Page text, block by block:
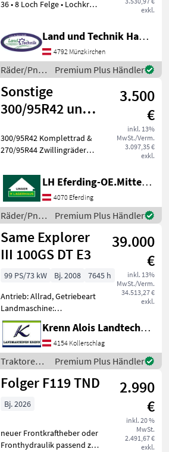
exkl.
36 • 8 Loch Felge • Lochkreis
80 % • Dimension hinten
13.6 R - 48 • 8 Loch Felge •
Land und Technik HandelsgesmbH
4792 Münzkirchen
Räder/Pneu/Felgen
/ Alliance
Premium Plus Händler
Sonstige
300/95R42 und
3.500
€
inkl. 13%
MwSt./Verm.
3.097,35 €
exkl.
300/95R42 Komplettrad &
270/95R44 Zwillingräder
Traktorräder
LH Eferding-OE.Mitte, Eferding
4070 Eferding
Räder/Pneu/Felgen
/ Sonstige
Premium Plus Händler
Same Explorer
III 100GS DT E3
39.000
€
inkl. 13%
MwSt./Verm.
34.513,27 €
exkl.
99 PS/73 kW Bj. 2008
7645 h
Antrieb: Allrad, Getriebeart
Landmaschine:
Schaltgetriebe, Plattform:
Kabine,
Zapfwellendrehzahl:
430/540/540E/1000,
Höchstgeschwindigkeit in
km/h: 40 km/h, Aufladung:
Tu
Krenn Alois Landtechnik GmbH
4154 Kollerschlag
Traktoren /
Same
Premium Plus Händler
Folger F119 TND
2.990
€
inkl. 20 %
MwSt.
2.491,67 €
exkl.
Bj. 2026
neuer Frontkraftheber oder
Fronthydraulik passend zu